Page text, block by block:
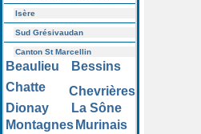
Isère
Sud Grésivaudan
Canton St Marcellin
Beaulieu
Bessins
Chatte
Chevrières
Dionay
La Sône
Montagnes Murinais